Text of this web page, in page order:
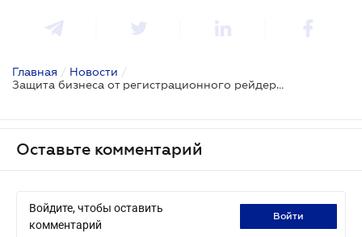
Главная / Новости /
Защита бизнеса от регистрационного рейдерства: рекомендации Минюста
Оставьте комментарий
Войдите, чтобы оставить
комментарий
войти